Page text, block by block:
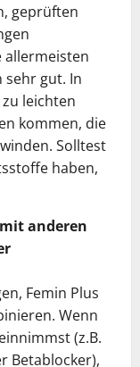
geprüften
allermeisten
sehr gut. In
leichten
kommen, die
Solltest
haben,
anderen
Femin Plus
Wenn
(z.B.
Betablocker),